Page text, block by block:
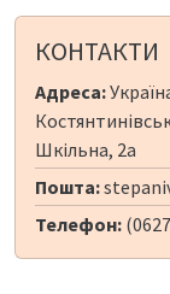
КОНТАКТИ
Адреса:
Шкільна, 2а
Пошта:
Телефон: